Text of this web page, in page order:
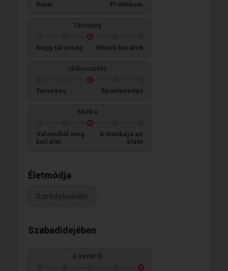
Divat Praktikum
Társaság
Nagy társaság Közeli barátok
Időbeosztás
Tervezés Spontaneitás
Munka
Valamiből meg
kell élni
A munkája az
élete
Életmódja
Színházkedvelő
Szabadidejében
A zenéről